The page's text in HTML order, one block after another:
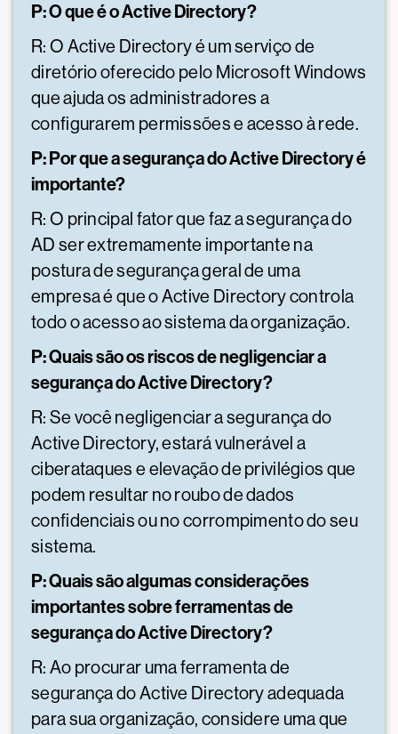
P: O que é o Active Directory?
R: O Active Directory é um serviço de
diretório oferecido pelo Microsoft Windows
que ajuda os administradores a
configurarem permissões e acesso à rede.
P: Por que a segurança do Active Directory é
importante?
R: O principal fator que faz a segurança do
AD ser extremamente importante na
postura de segurança geral de uma
empresa é que o Active Directory controla
todo o acesso ao sistema da organização.
P: Quais são os riscos de negligenciar a
segurança do Active Directory?
R: Se você negligenciar a segurança do
Active Directory, estará vulnerável a
ciberataques e elevação de privilégios que
podem resultar no roubo de dados
confidenciais ou no corrompimento do seu
sistema.
P: Quais são algumas considerações
importantes sobre ferramentas de
segurança do Active Directory?
R: Ao procurar uma ferramenta de
segurança do Active Directory adequada
para sua organização, considere uma que